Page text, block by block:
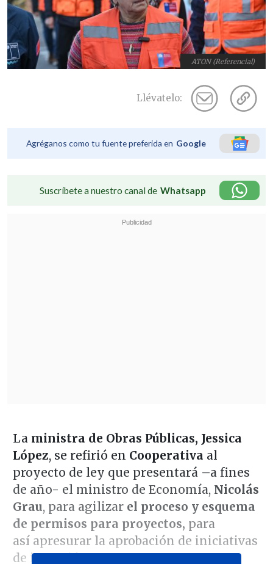
ATON (Referencial)
Llévatelo:
Agréganos como tu fuente preferida en Google
Suscríbete a nuestro canal de Whatsapp
La ministra de Obras Públicas, Jessica
López, se refirió en Cooperativa al
proyecto de ley que presentará –a fines
de año- el ministro de Economía, Nicolás
Grau, para agilizar el proceso y esquema
de permisos para proyectos, para
así apresurar la aprobación de iniciativas
de inversión.